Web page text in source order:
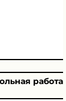
работа